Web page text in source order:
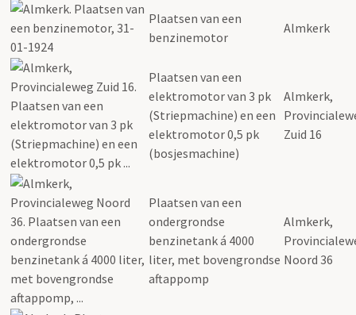
Plaatsen van een
benzinemotor
Almkerk
Plaatsen van een
elektromotor van 3 pk
(Striepmachine) en een
elektromotor 0,5 pk
(bosjesmachine)
Almkerk,
Zuid 16
Plaatsen van een
ondergrondse
benzinetank á 4000
liter, met bovengrondse
aftappomp
Almkerk,
Noord 36